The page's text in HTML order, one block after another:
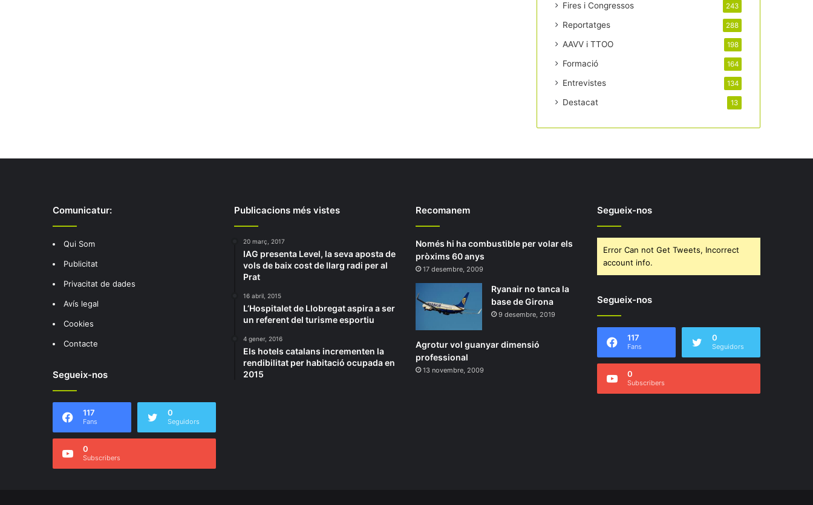
Fires i Congressos 243
Reportatges 288
AAVV i TTOO 198
Formació 164
Entrevistes 134
Destacat 13
Comunicatur:
Qui Som
Publicitat
Privacitat de dades
Avís legal
Cookies
Contacte
Segueix-nos
117
Fans
0
Seguidors
0
Subscribers
Publicacions més vistes
20 març, 2017
IAG presenta Level, la seva aposta de
vols de baix cost de llarg radi per al
Prat
16 abril, 2015
L’Hospitalet de Llobregat aspira a ser
un referent del turisme esportiu
4 gener, 2016
Els hotels catalans incrementen la
rendibilitat per habitació ocupada en
2015
Recomanem
Només hi ha combustible per volar els
pròxims 60 anys
17 desembre, 2009
Ryanair no tanca la
base de Girona
9 desembre, 2019
Agrotur vol guanyar dimensió
professional
13 novembre, 2009
Segueix-nos
Error Can not Get Tweets, Incorrect
account info.
Segueix-nos
117
Fans
0
Seguidors
0
Subscribers